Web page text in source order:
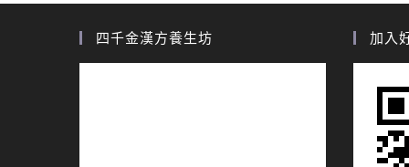
四千金漢方養生坊 加入